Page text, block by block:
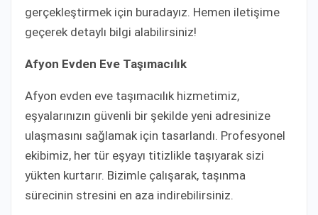
gerçekleştirmek için buradayız. Hemen iletişime
geçerek detaylı bilgi alabilirsiniz!
Afyon Evden Eve Taşımacılık
Afyon evden eve taşımacılık hizmetimiz,
eşyalarınızın güvenli bir şekilde yeni adresinize
ulaşmasını sağlamak için tasarlandı. Profesyonel
ekibimiz, her tür eşyayı titizlikle taşıyarak sizi
yükten kurtarır. Bizimle çalışarak, taşınma
sürecinin stresini en aza indirebilirsiniz.